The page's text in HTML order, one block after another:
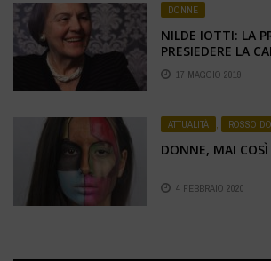
DONNE
NILDE IOTTI: LA
PRESIEDERE LA
DEPUTATI
17 MAGGIO 2019
ATTUALITÀ ROSSO
DONNE, MAI COSÌ
4 FEBBRAIO 2020